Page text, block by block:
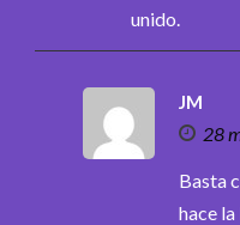
unido.
JM
28
Basta
hace